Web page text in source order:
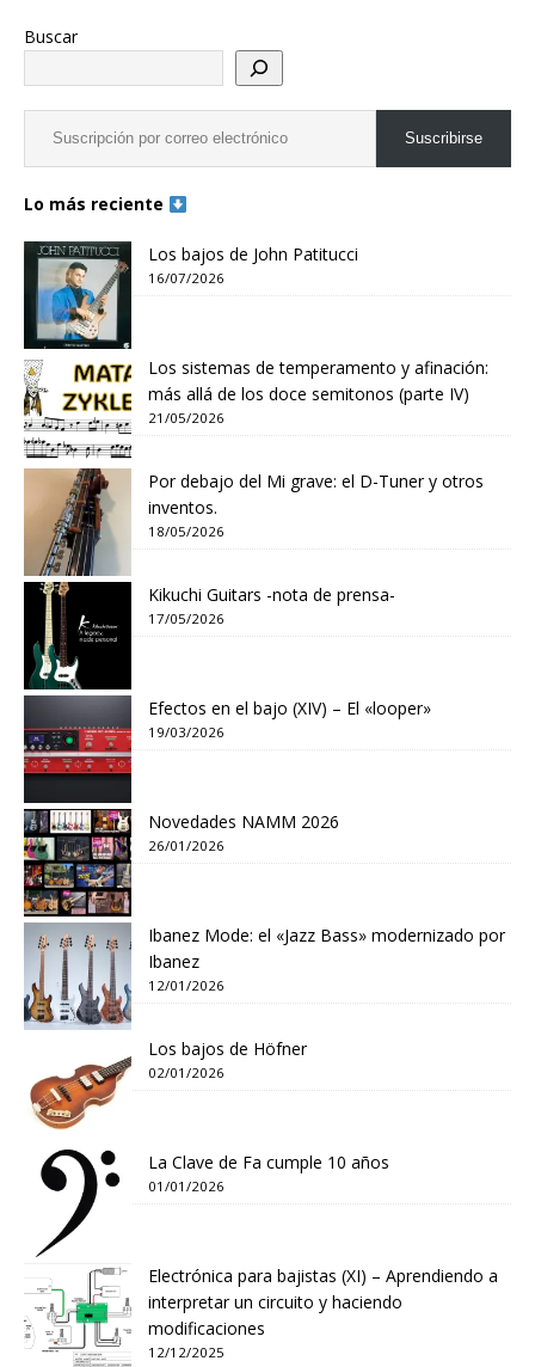
Buscar
Suscribirse
Lo más reciente
Los bajos de John Patitucci
16/07/2026
Los sistemas de temperamento y afinación:
más allá de los doce semitonos (parte IV)
21/05/2026
Por debajo del Mi grave: el D-Tuner y otros
inventos.
18/05/2026
Kikuchi Guitars -nota de prensa-
17/05/2026
Efectos en el bajo (XIV) – El «looper»
19/03/2026
Novedades NAMM 2026
26/01/2026
Ibanez Mode: el «Jazz Bass» modernizado por
Ibanez
12/01/2026
Los bajos de Höfner
02/01/2026
La Clave de Fa cumple 10 años
01/01/2026
Electrónica para bajistas (XI) – Aprendiendo a
interpretar un circuito y haciendo
modificaciones
12/12/2025